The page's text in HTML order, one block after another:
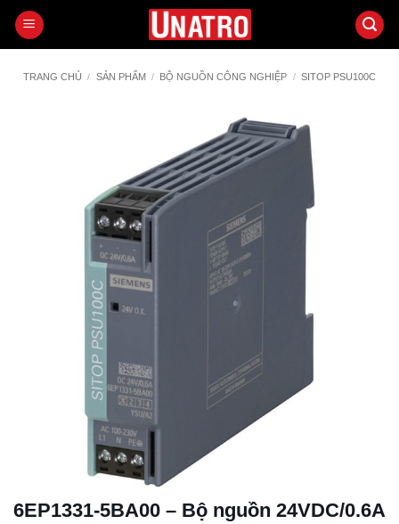
qua
dungTRANG CHỦ / SẢN PHẨM / BỘ NGUỒN CÔNG NGHIỆP / SITOP PSU100C
6EP1331-5BA00 – Bộ nguồn 24VDC/0.6A